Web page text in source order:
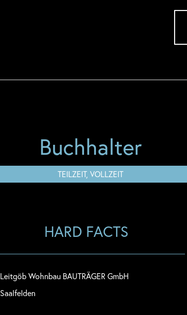
Buchhalter
TEILZEIT, VOLLZEIT
HARD FACTS
Leitgöb Wohnbau BAUTRÄGER GmbH
Saalfelden